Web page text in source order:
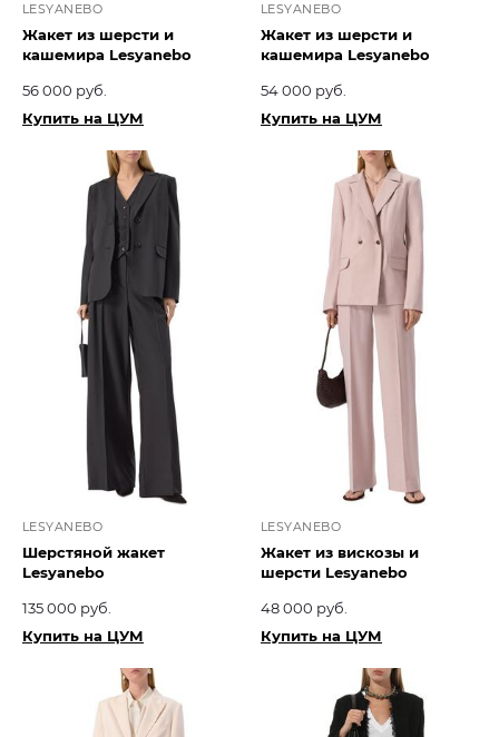
LESYANEBO
Жакет из шерсти и
кашемира Lesyanebo
56 000 руб.
Купить на ЦУМ
LESYANEBO
Жакет из шерсти и
кашемира Lesyanebo
54 000 руб.
Купить на ЦУМ
LESYANEBO
Шерстяной жакет
Lesyanebo
135 000 руб.
Купить на ЦУМ
LESYANEBO
Жакет из вискозы и
шерсти Lesyanebo
48 000 руб.
Купить на ЦУМ